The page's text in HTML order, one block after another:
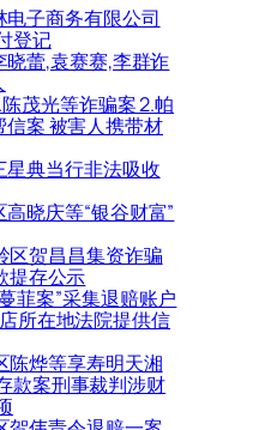
电子商务有限公司
登记
晓蕾,袁赛赛,李群诈
茂光等诈骗案 2.帕
案 被害人携带材
星典当行非法吸收
晓庆等“银谷财富”
区贺昌昌集资诈骗
提存公示
菲案”采集退赔账户
所在地法院提供信
陈烨等享寿明天湘
款案刑事裁判涉财